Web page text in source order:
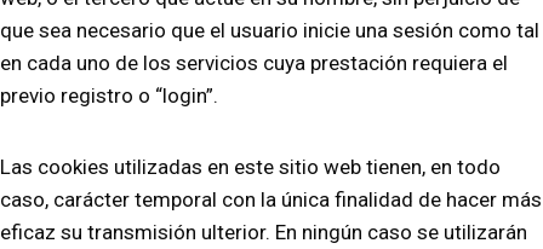
que sea necesario que el usuario inicie una sesión como tal
en cada uno de los servicios cuya prestación requiera el
previo registro o “login”.
Las cookies utilizadas en este sitio web tienen, en todo
caso, carácter temporal con la única finalidad de hacer más
eficaz su transmisión ulterior. En ningún caso se utilizarán